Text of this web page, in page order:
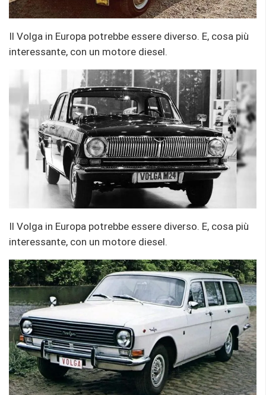
Il Volga in Europa potrebbe essere diverso. E, cosa più
interessante, con un motore diesel.
Il Volga in Europa potrebbe essere diverso. E, cosa più
interessante, con un motore diesel.